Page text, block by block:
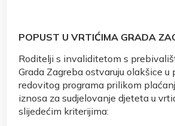
POPUST U VRTIĆIMA GRADA
Roditelji s invaliditetom s
Grada Zagreba ostvaruju olakšice u
redovitog programa prilikom
iznosa za sudjelovanje djeteta u
slijedećim kriterijima: